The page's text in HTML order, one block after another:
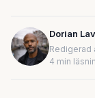
Dorian
Redigerad
4 min